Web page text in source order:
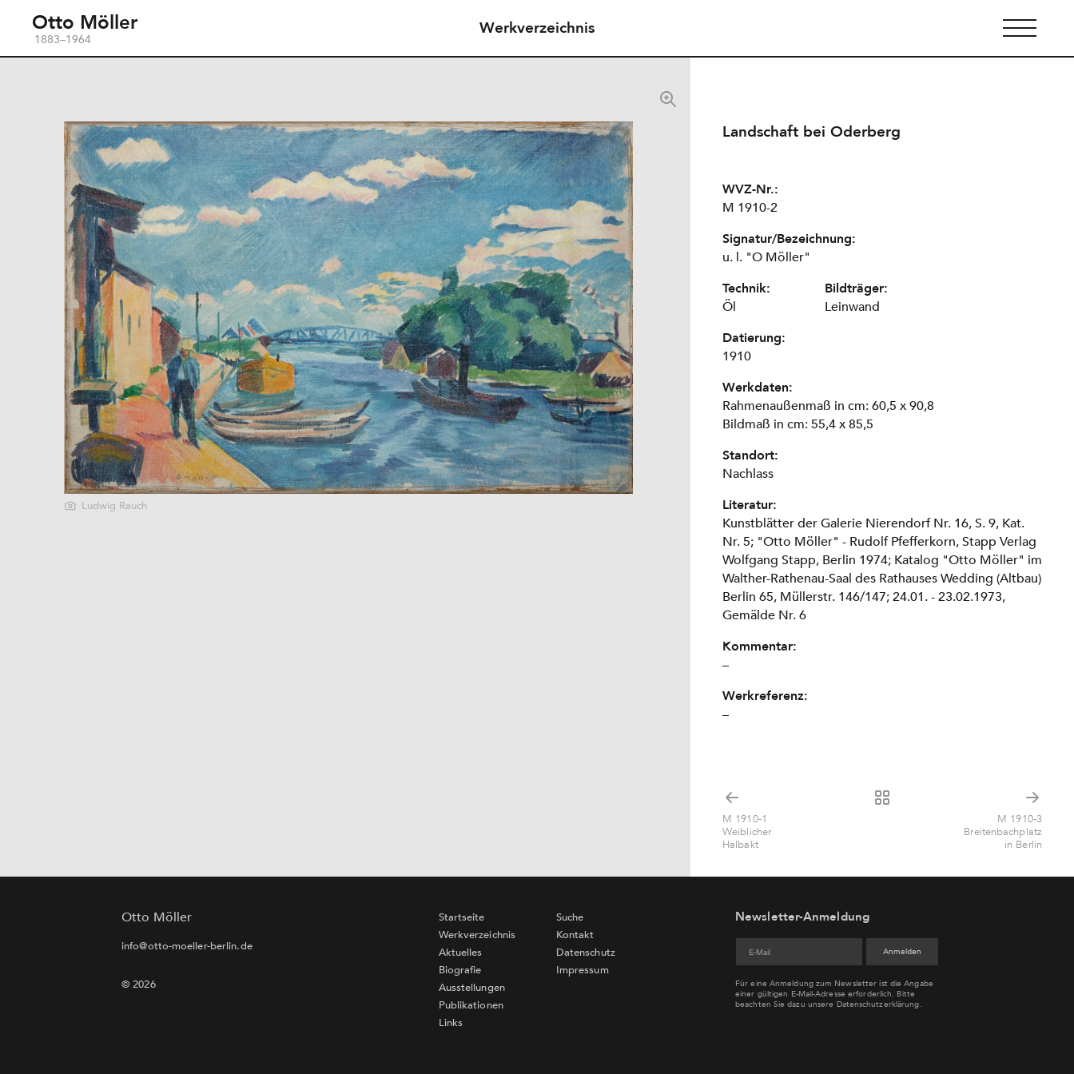
Otto Möller
1883–1964
Werkverzeichnis
Ludwig Rauch
Landschaft bei Oderberg
WVZ-Nr.:
M 1910-2
Signatur/Bezeichnung:
u. l. "O Möller"
Technik:
Öl
Bildträger:
Leinwand
Datierung:
1910
Werkdaten:
Rahmenaußenmaß in cm: 60,5 x 90,8
Bildmaß in cm: 55,4 x 85,5
Standort:
Nachlass
Literatur:
Kunstblätter der Galerie Nierendorf Nr. 16, S. 9, Kat.
Nr. 5; "Otto Möller" - Rudolf Pfefferkorn, Stapp Verlag
Wolfgang Stapp, Berlin 1974; Katalog "Otto Möller" im
Walther-Rathenau-Saal des Rathauses Wedding (Altbau)
Berlin 65, Müllerstr. 146/147; 24.01. - 23.02.1973,
Gemälde Nr. 6
Kommentar:
–
Werkreferenz:
–
M 1910-1
Weiblicher
Halbakt
M 1910-3
Breitenbachplatz
in Berlin
Otto Möller
info@otto-moeller-berlin.de
© 2026
Startseite
Werkverzeichnis
Aktuelles
Biografie
Ausstellungen
Publikationen
Links
Suche
Kontakt
Datenschutz
Impressum
Newsletter-Anmeldung
Für eine Anmeldung zum Newsletter ist die Angabe
einer gültigen E-Mail-Adresse erforderlich. Bitte
beachten Sie dazu unsere Datenschutzerklärung.